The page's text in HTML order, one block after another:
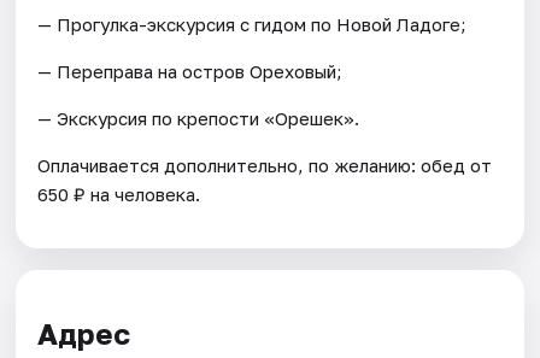
— Прогулка-экскурсия с гидом по Новой Ладоге;
— Переправа на остров Ореховый;
— Экскурсия по крепости «Орешек».
Оплачивается дополнительно, по желанию: обед от
650 ₽ на человека.
Адрес